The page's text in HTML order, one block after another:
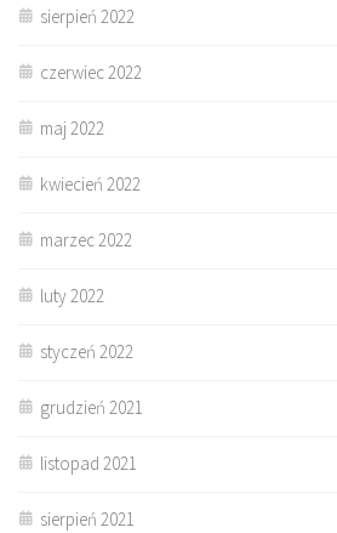
sierpień 2022
czerwiec 2022
maj 2022
kwiecień 2022
marzec 2022
luty 2022
styczeń 2022
grudzień 2021
listopad 2021
sierpień 2021